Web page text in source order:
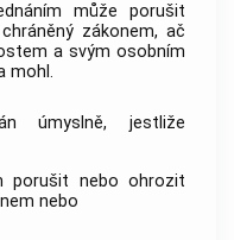
může porušit
zákonem, ač
a svým osobním
mohl.
úmyslně, jestliže
porušit nebo ohrozit
nebo